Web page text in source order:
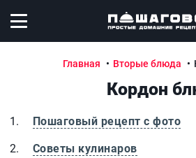
Открыть меню
Главная Вторые блюда
Кордон
Пошаговый рецепт с фото
Советы кулинаров